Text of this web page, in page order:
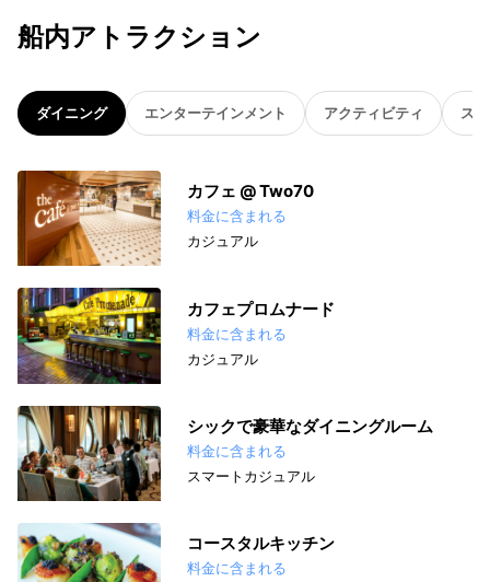
船内アトラクション
ダイニング エンターテインメント アクティビティ ス
カフェ @ Two70
料金に含まれる
カジュアル
カフェプロムナード
料金に含まれる
カジュアル
シックで豪華なダイニングルーム
料金に含まれる
スマートカジュアル
コースタルキッチン
料金に含まれる